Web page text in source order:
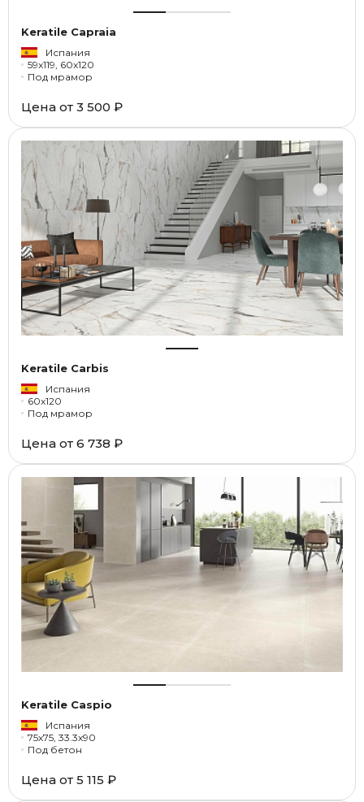
Keratile Capraia
Испания
59x119, 60x120
Под мрамор
Цена от 3 500 ₽
Keratile Carbis
Испания
60x120
Под мрамор
Цена от 6 738 ₽
Keratile Caspio
Испания
75x75, 33.3x90
Под бетон
Цена от 5 115 ₽